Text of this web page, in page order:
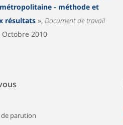
- méthode et
principaux résultats », Document de travail
Octobre 2010
de parution